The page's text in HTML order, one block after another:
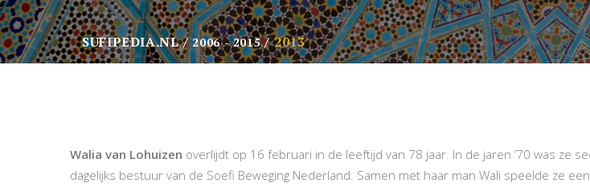
SUFIPEDIA.NL 2006 - 2015 2013
Walia van Lohuizen overlijdt op 16 februari in de leeftijd van 78 jaar. In de jaren ’70 was ze
dagelijks bestuur van de Soefi Beweging Nederland. Samen met haar man Wali speelde ze